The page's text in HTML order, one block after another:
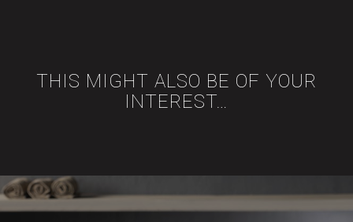
THIS MIGHT ALSO BE OF YOUR
INTEREST…